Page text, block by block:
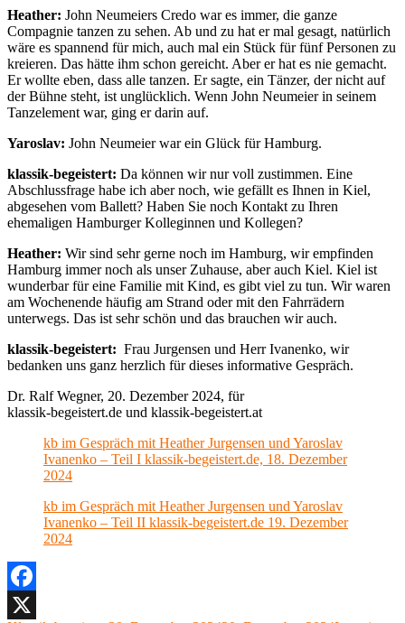
Heather: John Neumeiers Credo war es immer, die ganze
Compagnie tanzen zu sehen. Ab und zu hat er mal gesagt, natürlich
wäre es spannend für mich, auch mal ein Stück für fünf Personen zu
kreieren. Das hätte ihm schon gereicht. Aber er hat es nie gemacht.
Er wollte eben, dass alle tanzen. Er sagte, ein Tänzer, der nicht auf
der Bühne steht, ist unglücklich. Wenn John Neumeier in seinem
Tanzelement war, ging er darin auf.
Yaroslav: John Neumeier war ein Glück für Hamburg.
klassik-begeistert: Da können wir nur voll zustimmen. Eine
Abschlussfrage habe ich aber noch, wie gefällt es Ihnen in Kiel,
abgesehen vom Ballett? Haben Sie noch Kontakt zu Ihren
ehemaligen Hamburger Kolleginnen und Kollegen?
Heather: Wir sind sehr gerne noch im Hamburg, wir empfinden
Hamburg immer noch als unser Zuhause, aber auch Kiel. Kiel ist
wunderbar für eine Familie mit Kind, es gibt viel zu tun. Wir waren
am Wochenende häufig am Strand oder mit den Fahrrädern
unterwegs. Das ist sehr schön und das brauchen wir auch.
klassik-begeistert: Frau Jurgensen und Herr Ivanenko, wir
bedanken uns ganz herzlich für dieses informative Gespräch.
Dr. Ralf Wegner, 20. Dezember 2024, für
klassik-begeistert.de und klassik-begeistert.at
kb im Gespräch mit Heather Jurgensen und Yaroslav
Ivanenko – Teil I klassik-begeistert.de, 18. Dezember
2024
kb im Gespräch mit Heather Jurgensen und Yaroslav
Ivanenko – Teil II klassik-begeistert.de 19. Dezember
2024
Facebook